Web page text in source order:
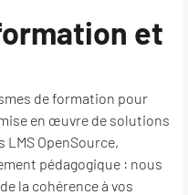
et
de formation pour
en œuvre de solutions
OpenSource,
pédagogique : nous
la cohérence à vos